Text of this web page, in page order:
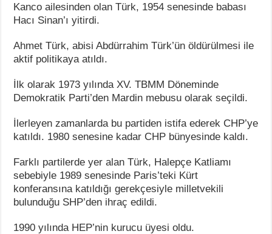
Kanco ailesinden olan Türk, 1954 senesinde babası
Hacı Sinan’ı yitirdi.
Ahmet Türk, abisi Abdürrahim Türk’ün öldürülmesi ile
aktif politikaya atıldı.
İlk olarak 1973 yılında XV. TBMM Döneminde
Demokratik Parti’den Mardin mebusu olarak seçildi.
İlerleyen zamanlarda bu partiden istifa ederek CHP’ye
katıldı. 1980 senesine kadar CHP bünyesinde kaldı.
Farklı partilerde yer alan Türk, Halepçe Katliamı
sebebiyle 1989 senesinde Paris’teki Kürt
konferansına katıldığı gerekçesiyle milletvekili
bulunduğu SHP’den ihraç edildi.
1990 yılında HEP’nin kurucu üyesi oldu.